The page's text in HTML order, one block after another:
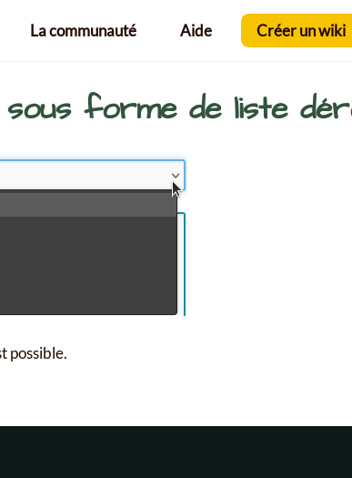
La communauté Aide Créer un wiki
forme de liste
possible.